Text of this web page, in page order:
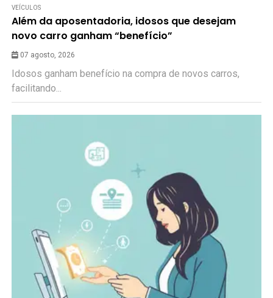
VEÍCULOS
Além da aposentadoria, idosos que desejam
novo carro ganham “benefício”
07 agosto, 2026
Idosos ganham benefício na compra de novos carros,
facilitando...